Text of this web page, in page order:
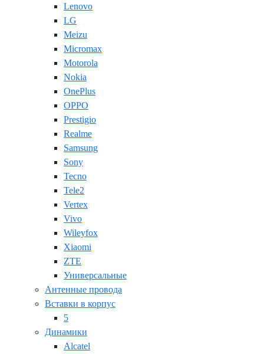
Lenovo
LG
Meizu
Micromax
Motorola
Nokia
OnePlus
OPPO
Prestigio
Realme
Samsung
Sony
Tecno
Tele2
Vertex
Vivo
Wileyfox
Xiaomi
ZTE
Универсальные
Антенные провода
Вставки в корпус
5
Динамики
Alcatel